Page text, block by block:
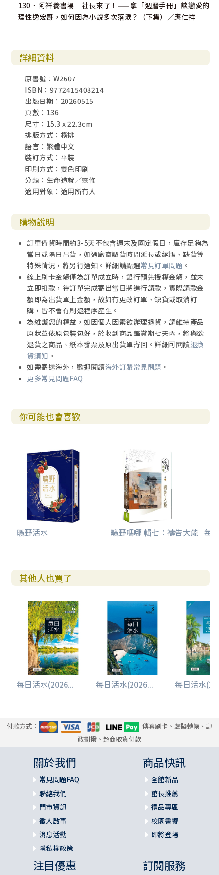
130．阿祥養書場 社長來了！——拿「週曆手冊」談戀愛的
理性逸宏哥，如何因為小說多次落淚？（下集）／應仁祥
詳細資料
原書號：W2607
ISBN：9772415408214
出版日期：20260515
頁數：136
尺寸：15.3 x 22.3cm
排版方式：橫排
語言：繁體中文
裝訂方式：平裝
印刷方式：雙色印刷
分類：生命造就／靈修
適用對象：適用所有人
購物說明
訂單備貨時間約3-5天不包含週末及國定假日，庫存足夠為
當日或隔日出貨，如遇廠商調貨時間延長或絕版、缺貨等
特殊情況，將另行通知。詳細請點選常見訂單問題 。
線上刷卡金額僅為訂單成立時，銀行預先授權金額，並未
立即扣款，待訂單完成寄出當日將進行請款，實際請款金
額即為出貨單上金額，故如有更改訂單、缺貨或取消訂
購，皆不會有刷退程序產生。
為維護您的權益，如因個人因素欲辦理退貨，請維持產品
原狀並依原包裝包好，於收到商品鑑賞期七天內，將與欲
退貨之商品、紙本發票及原出貨單寄回。詳細可閱讀退換
貨須知 。
如需寄送海外，歡迎閱讀海外訂購常見問題 。
更多常見問題FAQ
你可能也會喜歡
曠野活水 曠野嗎哪 輯七：禱告大能 每
其他人也買了
每日活水(2026... 每日活水(2026... 每日活水
付款方式：
傳真刷卡、虛擬轉帳、郵
政劃撥、超商取貨付款
關於我們
常見問題FAQ
聯絡我們
門市資訊
徵人啟事
消息活動
隱私權政策
商品快訊
全館新品
館長推薦
禮品專區
校園書饗
即將登場
注目優惠 訂閱服務